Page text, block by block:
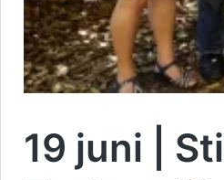
19 juni |